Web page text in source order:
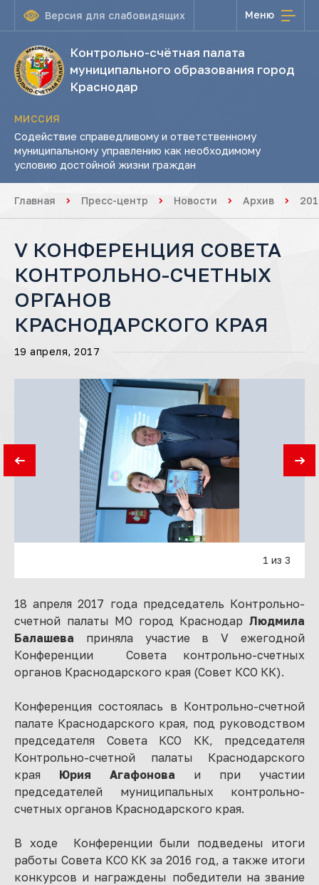
Версия для слабовидящих Меню
Контрольно-счётная палата
муниципального образования город
Краснодар
МИССИЯ
Содействие справедливому и ответственному
муниципальному управлению как необходимому
условию достойной жизни граждан
Главная Пресс-центр Новости Архив
V КОНФЕРЕНЦИЯ СОВЕТА
КОНТРОЛЬНО-СЧЕТНЫХ
ОРГАНОВ
КРАСНОДАРСКОГО КРАЯ
19 апреля, 2017
1 из 3
18 апреля 2017 года председатель Контрольно-
счетной палаты МО город Краснодар Людмила
Балашева приняла участие в V ежегодной
Конференции Совета контрольно-счетных
органов Краснодарского края (Совет КСО КК).
Конференция состоялась в Контрольно-счетной
палате Краснодарского края, под руководством
председателя Совета КСО КК, председателя
Контрольно-счетной палаты Краснодарского
края Юрия Агафонова и при участии
председателей муниципальных контрольно-
счетных органов Краснодарского края.
В ходе Конференции были подведены итоги
работы Совета КСО КК за 2016 год, а также итоги
конкурсов и награждены победители на звание